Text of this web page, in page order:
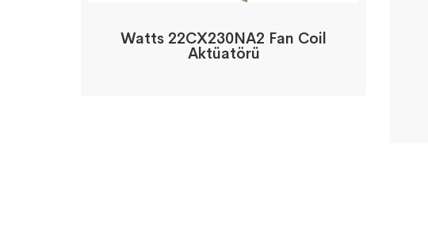
Watts 22CX230NA2 Fan Coil
Aktüatörü